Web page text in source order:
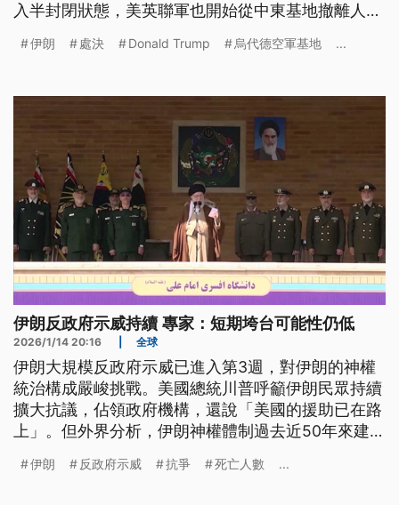
入半封閉狀態，美英聯軍也開始從中東基地撤離人
處決示威者，但國際航空界已紛紛避開此區領空，一
伊朗 處決 Donald Trump 烏代德空軍基地 ...
伊朗反政府示威持續 專家：短期垮台可能性仍低
2026/1/14 20:16 全球
伊朗大規模反政府示威已進入第3週，對伊朗的神權
統治構成嚴峻挑戰。美國總統川普呼籲伊朗民眾持續
擴大抗議，佔領政府機構，還說「美國的援助已在路
上」。但外界分析，伊朗神權體制過去近50年來建立
性並不大。
伊朗 反政府示威 抗爭 死亡人數 ...